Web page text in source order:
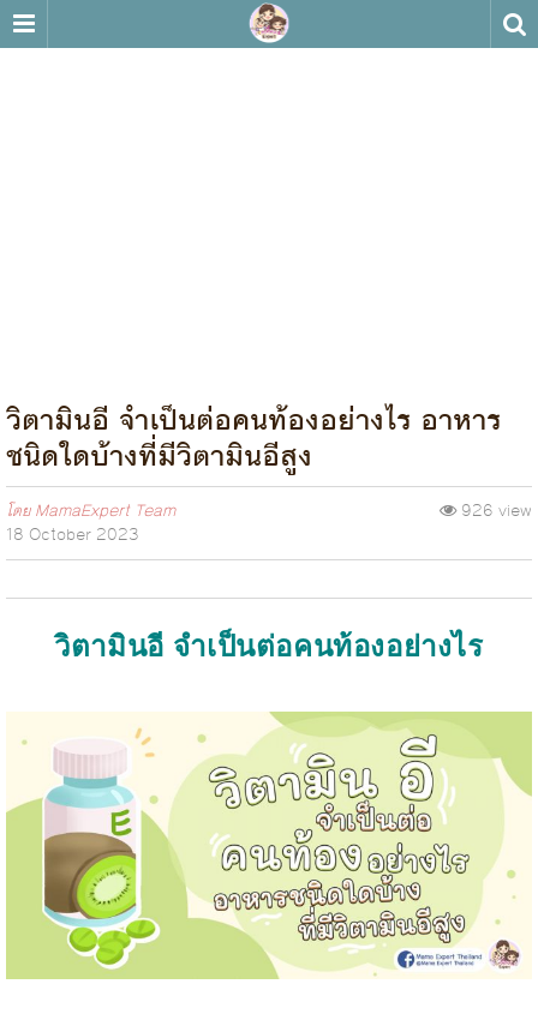
วิตามินอี จำเป็นต่อคนท้องอย่างไร อาหาร
ชนิดใดบ้างที่มีวิตามินอีสูง
โดยMamaExpert Team
18 October 2023
926 view
วิตามินอี จำเป็นต่อคนท้องอย่างไร